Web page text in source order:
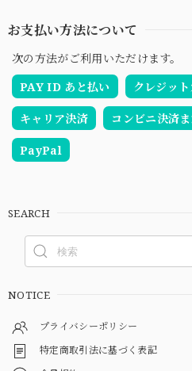
お支払い方法について
次の方法がご利用いただけます。
PAY ID あと払い
クレジッ
キャリア決済 コンビニ決済
PayPal
SEARCH
NOTICE
プライバシーポリシー
特定商取引法に基づく表記